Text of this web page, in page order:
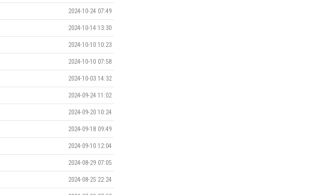
2024-10-24 07:49
2024-10-14 13:30
2024-10-10 10:23
2024-10-10 07:58
2024-10-03 14:32
2024-09-24 11:02
2024-09-20 10:24
2024-09-18 09:49
2024-09-10 12:04
2024-08-29 07:05
2024-08-25 22:24